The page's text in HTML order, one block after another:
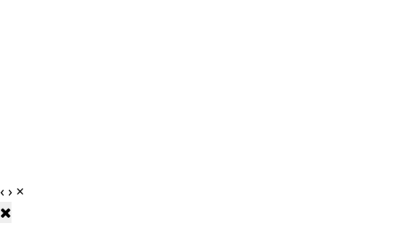
‹› ×